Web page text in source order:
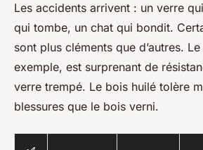
Les accidents arrivent : un verre
qui tombe, un chat qui bondit.
sont plus cléments que d’autres.
exemple, est surprenant de
verre trempé. Le bois huilé tolère
blessures que le bois verni.